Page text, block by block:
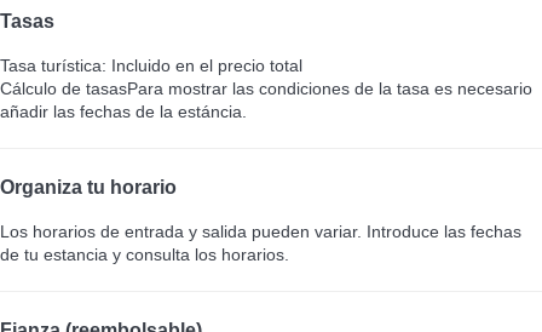
Tasas
Tasa turística: Incluido en el precio total
Cálculo de tasasPara mostrar las condiciones de la tasa es necesario
añadir las fechas de la estáncia.
Organiza tu horario
Los horarios de entrada y salida pueden variar. Introduce las fechas
de tu estancia y consulta los horarios.